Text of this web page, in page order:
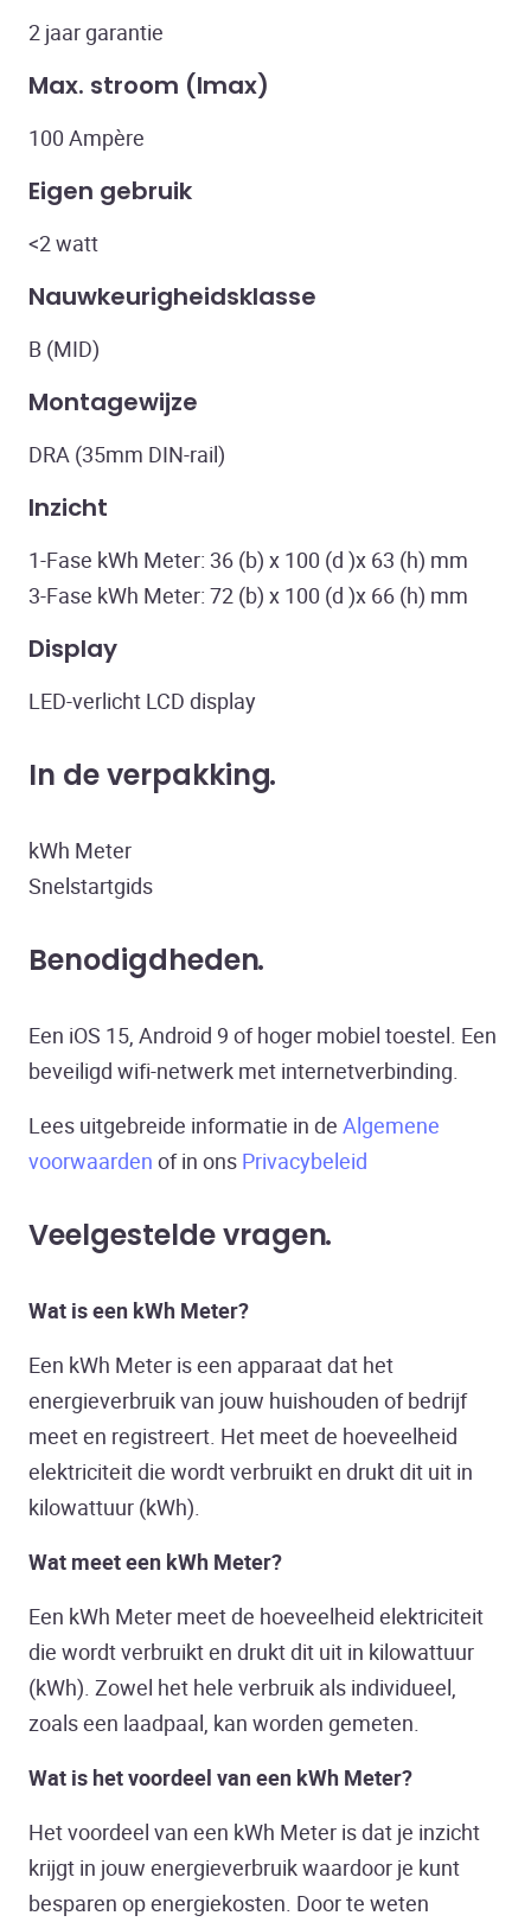
2 jaar garantie
Max. stroom (lmax)
100 Ampère
Eigen gebruik
<2 watt
Nauwkeurigheidsklasse
B (MID)
Montagewijze
DRA (35mm DIN-rail)
Inzicht
1-Fase kWh Meter: 36 (b) x 100 (d )x 63 (h) mm
3-Fase kWh Meter: 72 (b) x 100 (d )x 66 (h) mm
Display
LED-verlicht LCD display
In de verpakking
kWh Meter
Snelstartgids
Benodigdheden
Een iOS 15, Android 9 of hoger mobiel toestel. Een
beveiligd wifi-netwerk met internetverbinding.
Lees uitgebreide informatie in deAlgemene
voorwaarden of in ons Privacybeleid
Veelgestelde vragen
Wat is een kWh Meter?
Een kWh Meter is een apparaat dat het
energieverbruik van jouw huishouden of bedrijf
meet en registreert. Het meet de hoeveelheid
elektriciteit die wordt verbruikt en drukt dit uit in
kilowattuur (kWh).
Wat meet een kWh Meter?
Een kWh Meter meet de hoeveelheid elektriciteit
die wordt verbruikt en drukt dit uit in kilowattuur
(kWh). Zowel het hele verbruik als individueel,
zoals een laadpaal, kan worden gemeten.
Wat is het voordeel van een kWh Meter?
Het voordeel van een kWh Meter is dat je inzicht
krijgt in jouw energieverbruik waardoor je kunt
besparen op energiekosten. Door te weten